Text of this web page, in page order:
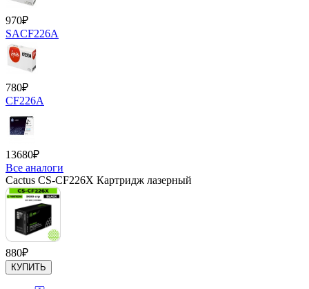
970₽
SACF226A
780₽
CF226A
13680₽
Все аналоги
Cactus CS-CF226X Картридж лазерный
880₽
КУПИТЬ